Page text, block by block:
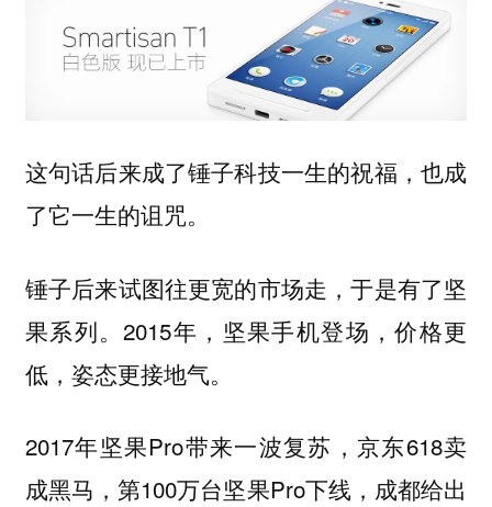
这句话后来成了锤子科技一生的祝福，也成
了它一生的诅咒。
锤子后来试图往更宽的市场走，于是有了坚
果系列。2015年，坚果手机登场，价格更
低，姿态更接地气。
2017年坚果Pro带来一波复苏，京东618卖
成黑马，第100万台坚果Pro下线，成都给出